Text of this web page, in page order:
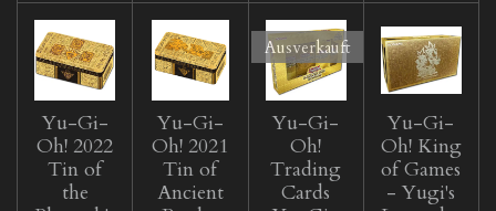
Yu-Gi-
Oh! 2022
Tin of
the
Yu-Gi-
Oh! 2021
Tin of
Ancient
Ausverkauft
Yu-Gi-
Oh!
Trading
Cards
Yu-Gi-
Oh! King
of Games
- Yugi's